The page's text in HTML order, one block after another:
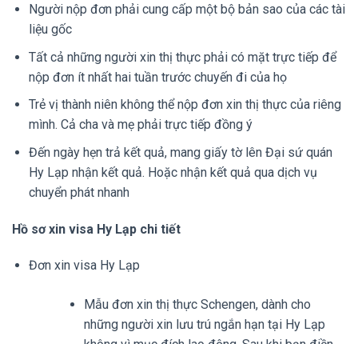
Người nộp đơn phải cung cấp một bộ bản sao của các tài
liệu gốc
Tất cả những người xin thị thực phải có mặt trực tiếp để
nộp đơn ít nhất hai tuần trước chuyến đi của họ
Trẻ vị thành niên không thể nộp đơn xin thị thực của riêng
mình. Cả cha và mẹ phải trực tiếp đồng ý
Đến ngày hẹn trả kết quả, mang giấy tờ lên Đại sứ quán
Hy Lạp nhận kết quả. Hoặc nhận kết quả qua dịch vụ
chuyển phát nhanh
Hồ sơ xin visa Hy Lạp chi tiết
Đơn xin visa Hy Lạp
Mẫu đơn xin thị thực Schengen, dành cho
những người xin lưu trú ngắn hạn tại Hy Lạp